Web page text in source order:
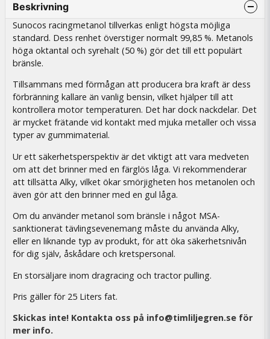
Beskrivning
Sunocos racingmetanol tillverkas enligt högsta möjliga
standard. Dess renhet överstiger normalt 99,85 %. Metanols
höga oktantal och syrehalt (50 %) gör det till ett populärt
bränsle.
Tillsammans med förmågan att producera bra kraft är dess
förbränning kallare än vanlig bensin, vilket hjälper till att
kontrollera motor temperaturen. Det har dock nackdelar. Det
är mycket frätande vid kontakt med mjuka metaller och vissa
typer av gummimaterial.
Ur ett säkerhetsperspektiv är det viktigt att vara medveten
om att det brinner med en färglös låga. Vi rekommenderar
att tillsätta Alky, vilket ökar smörjigheten hos metanolen och
även gör att den brinner med en gul låga.
Om du använder metanol som bränsle i något MSA-
sanktionerat tävlingsevenemang måste du använda Alky,
eller en liknande typ av produkt, för att öka säkerhetsnivån
för dig själv, åskådare och kretspersonal.
En storsäljare inom dragracing och tractor pulling.
Pris gäller för 25 Liters fat.
Skickas inte! Kontakta oss på info@timliljegren.se för
mer info.